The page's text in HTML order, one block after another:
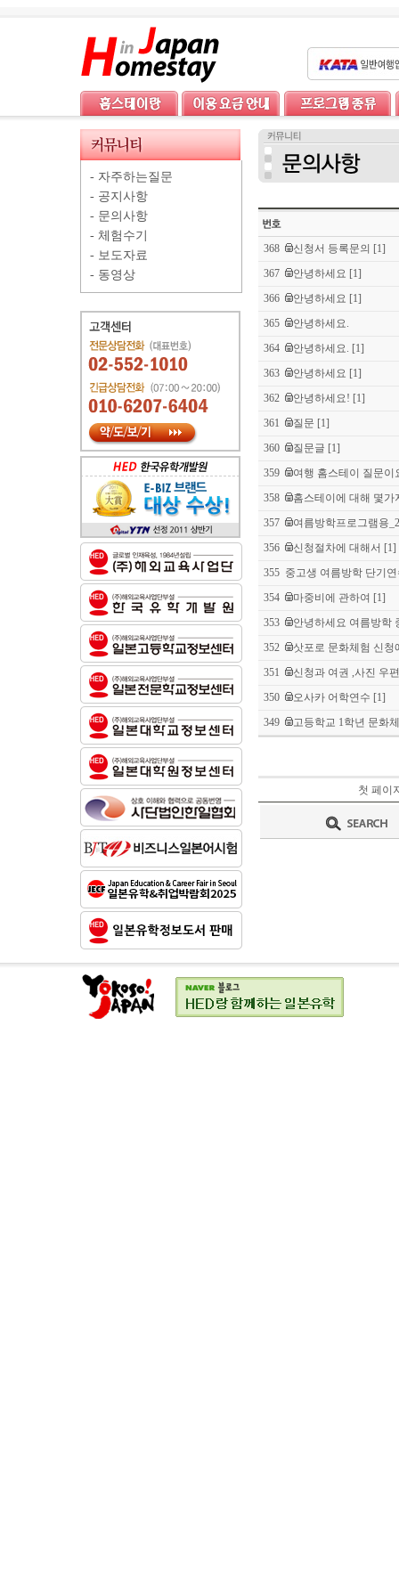
- 자주하는질문
- 공지사항
- 문의사항
- 체험수기
- 보도자료
- 동영상
368 신청서 등록문의 [1]
367
안녕하세요 [1]
366
안녕하세요 [1]
365
안녕하세요.
364
안녕하세요. [1]
363
안녕하세요 [1]
362
안녕하세요! [1]
361
질문 [1]
360
질문글 [1]
359
여행 홈스테이 질문이
358
홈스테이에 대해 몇가
357
여름방학프로그램용
356
신청절차에 대해서 [1]
355 중고생 여름방학 단기
354
마중비에 관하여 [1]
353
안녕하세요 여름방학
352
삿포로 문화체험 신청
351
신청과 여권 ,사진 우
350
오사카 어학연수 [1]
349
고등학교 1학년 문화
첫 페이